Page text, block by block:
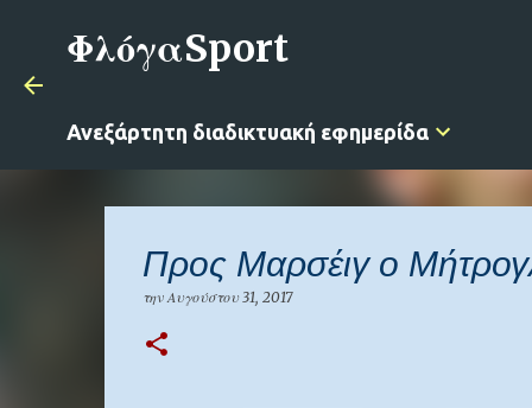
ΦλόγαSport
Ανεξάρτητη διαδικτυακή εφημερίδα
Προς Μαρσέιγ ο
τηνΑυγούστου 31, 2017